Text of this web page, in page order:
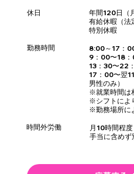
休日
年間120日（
有給休暇（
特別休暇
勤務時間
8:00～17：
9：00〜18
13：30〜22
17：00〜翌
男性のみ）
※就業時間は
※シフトによ
※勤務場所に
時間外労働
月10時間程
手当に含めず